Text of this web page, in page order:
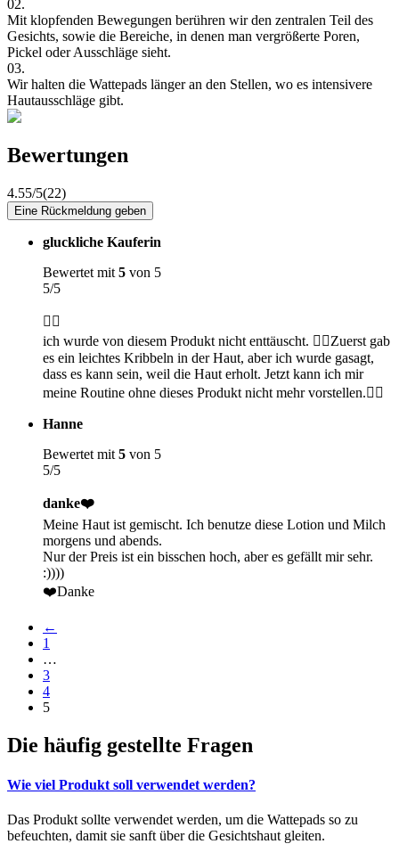
02.
Mit klopfenden Bewegungen berühren wir den zentralen Teil des
Gesichts, sowie die Bereiche, in denen man vergrößerte Poren,
Pickel oder Ausschläge sieht.
03.
Wir halten die Wattepads länger an den Stellen, wo es intensivere
Hautausschläge gibt.
Bewertungen
4.55/5(22)
Eine Rückmeldung geben
gluckliche Kauferin
Bewertet mit 5 von 5
5/5
👍🏼
ich wurde von diesem Produkt nicht enttäuscht. 👍🏼Zuerst gab
es ein leichtes Kribbeln in der Haut, aber ich wurde gasagt,
dass es kann sein, weil die Haut erholt. Jetzt kann ich mir
meine Routine ohne dieses Produkt nicht mehr vorstellen.👍🏼
Hanne
Bewertet mit 5 von 5
5/5
danke❤️
Meine Haut ist gemischt. Ich benutze diese Lotion und Milch
morgens und abends.
Nur der Preis ist ein bisschen hoch, aber es gefällt mir sehr.
:))))
❤️Danke
←
1
…
3
4
5
Die häufig gestellte Fragen
Wie viel Produkt soll verwendet werden?
Das Produkt sollte verwendet werden, um die Wattepads so zu
befeuchten, damit sie sanft über die Gesichtshaut gleiten.